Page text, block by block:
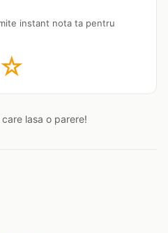
instant nota ta pentru
☆
lasa o parere!